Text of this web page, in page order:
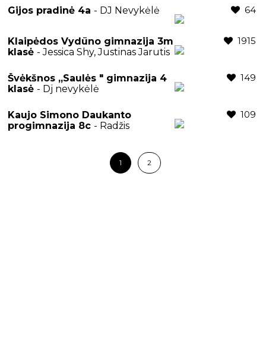
Gijos pradinė 4a - DJ Nevykėlė 64
Klaipėdos Vydūno gimnazija 3m
klasė - Jessica Shy, Justinas Jarutis
1915
Švėkšnos ,,Saulės " gimnazija 4
klasė - Dj nevykėlė
149
Kaujo Simono Daukanto
progimnazija 8c - Radžis
109
1 2